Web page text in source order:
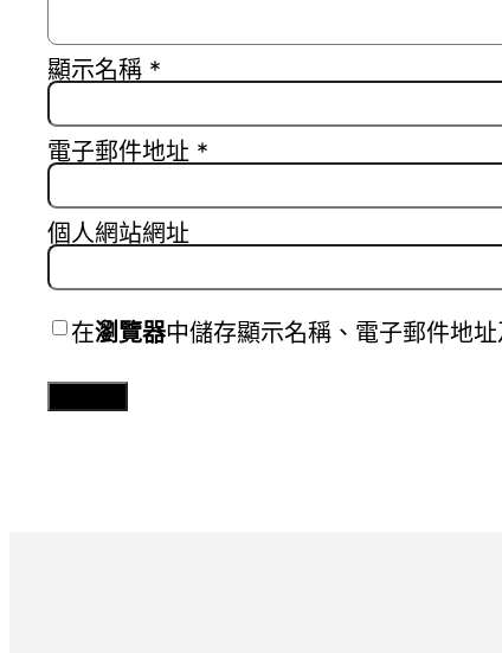
顯示名稱 *
電子郵件地址 *
個人網站網址
在瀏覽器中儲存顯示名稱、電子郵件地